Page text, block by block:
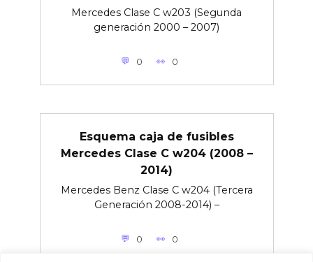
Mercedes Clase C w203 (Segunda
generación 2000 – 2007)
0 0
Esquema caja de fusibles
Mercedes Clase C w204 (2008 –
2014)
Mercedes Benz Clase C w204 (Tercera
Generación 2008-2014) –
0 0